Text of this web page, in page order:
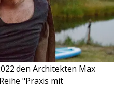
den Architekten Max
"Praxis mit